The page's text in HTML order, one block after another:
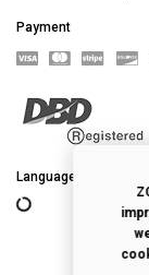
Payment
Language